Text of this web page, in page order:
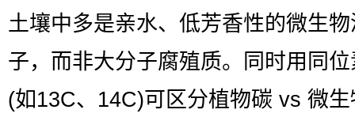
土壤中多是亲水、低芳香性的微生
子，而非大分子腐殖质。同时用同
(如13C、14C)可区分植物碳 vs 微